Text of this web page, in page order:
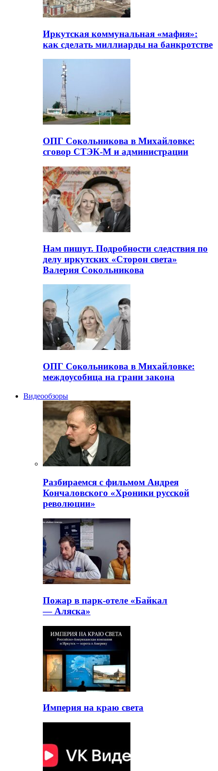
Иркутская коммунальная «мафия»:
как сделать миллиарды на банкротстве
ОПГ Сокольникова в Михайловке:
сговор СТЭК-М и администрации
Нам пишут. Подробности следствия по
делу иркутских «Сторон света»
Валерия Сокольникова
ОПГ Сокольникова в Михайловке:
междоусобица на грани закона
Видеообзоры
Разбираемся с фильмом Андрея
Кончаловского «Хроники русской
революции»
Пожар в парк-отеле «Байкал
— Аляска»
Империя на краю света